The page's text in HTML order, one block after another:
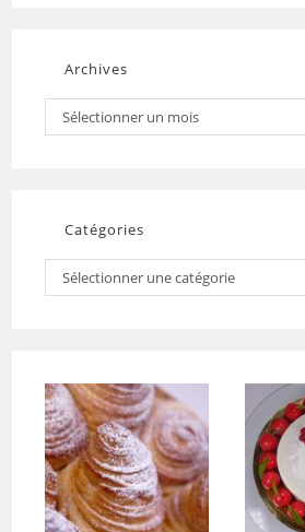
Archives
Sélectionner un mois
Catégories
Sélectionner une catégorie